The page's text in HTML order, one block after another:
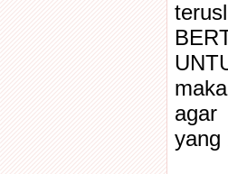
agar
yang